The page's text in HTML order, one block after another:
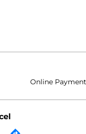
Online Payment